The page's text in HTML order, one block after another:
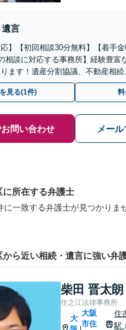
言
応】【初回相談30分無料】【着手
相談に対応する事務所】経験豊富
ます！遺産分割協議、不動産相
御池駅7分】
見る(1件) 料
問い合わせ メー
に所在する弁護士
に一致する弁護士が見つかりま
から近い相続・遺言に強い弁
柴田 晋太朗
住之江法律事務所
大
大阪
市住
住
駅